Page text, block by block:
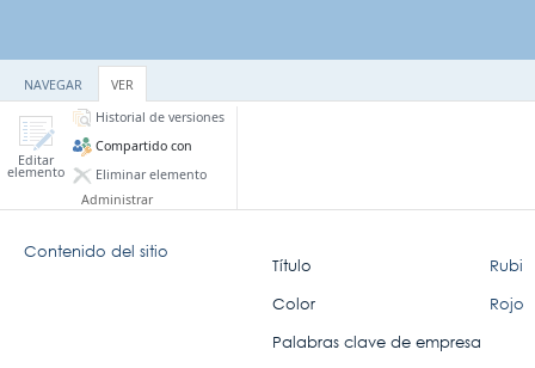
NAVEGAR VER
Editar
elemento
Historial de versiones
Compartido con
Eliminar elemento
Administrar
Contenido del sitio
Título
Rubi
Color
Rojo
Palabras clave de empresa